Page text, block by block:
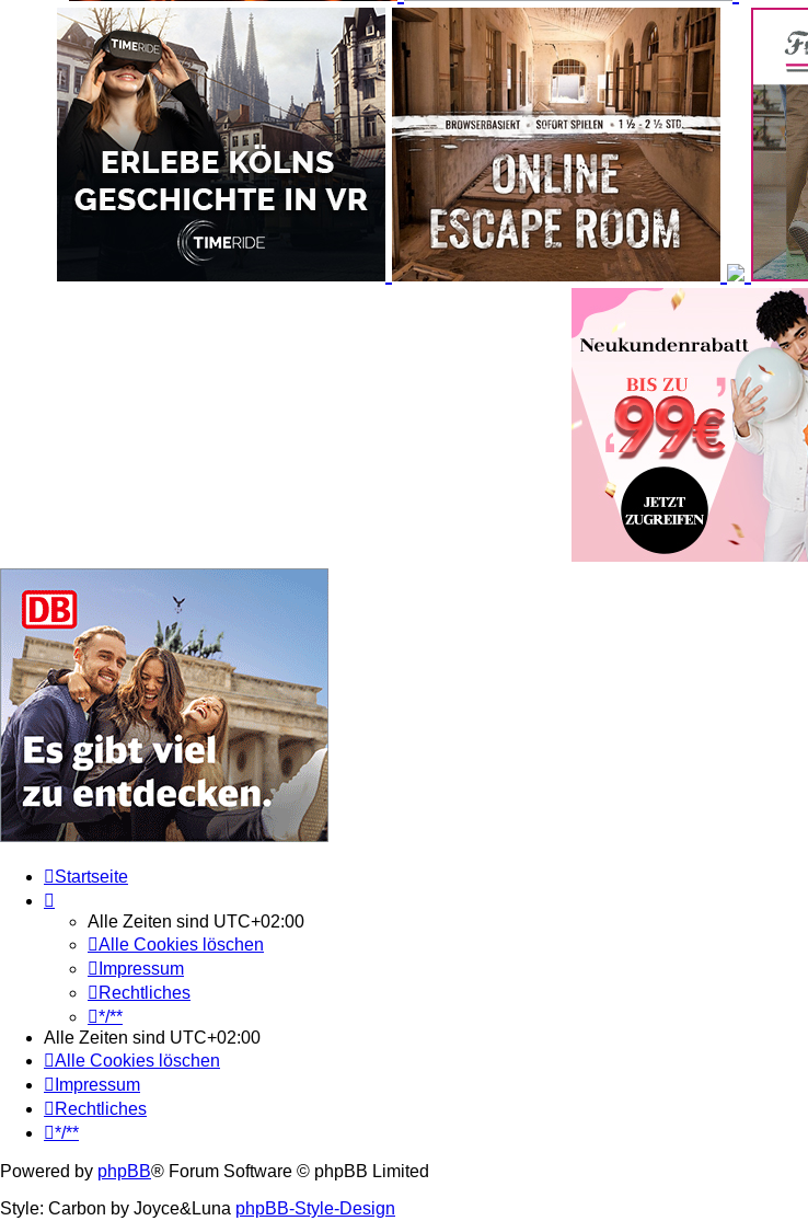
Startseite
Alle Zeiten sind UTC+02:00
Alle Cookies löschen
Impressum
Rechtliches
*/**
Alle Zeiten sind UTC+02:00
Alle Cookies löschen
Impressum
Rechtliches
*/**
Powered by phpBB® Forum Software © phpBB Limited
Style: Carbon by Joyce&Luna phpBB-Style-Design